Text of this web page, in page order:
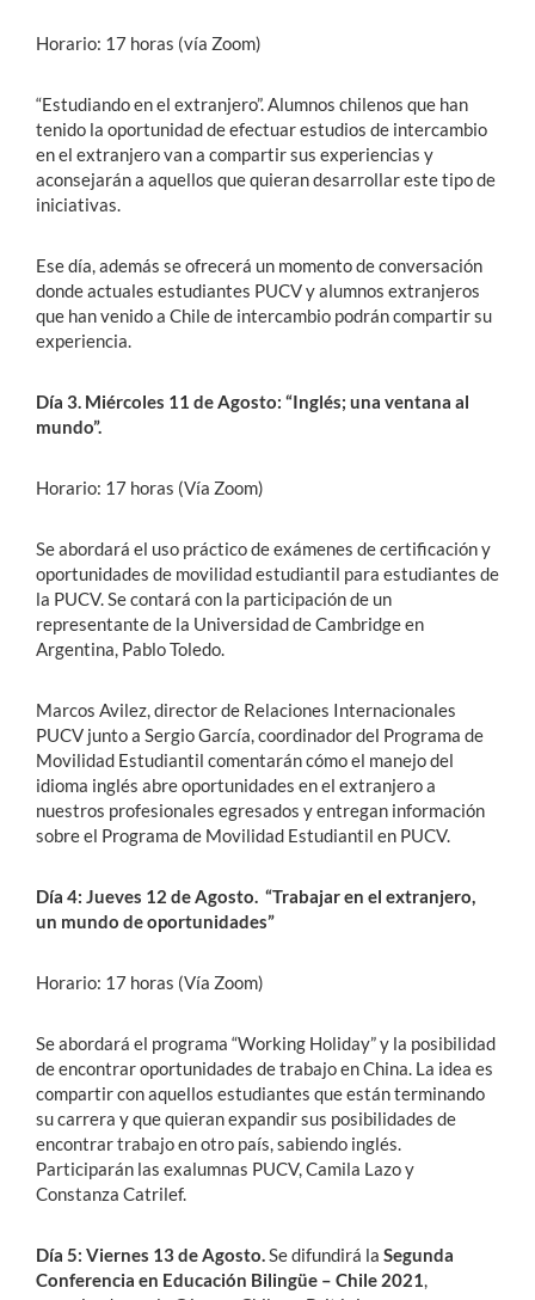
Horario: 17 horas (vía Zoom)
“Estudiando en el extranjero”. Alumnos chilenos que han
tenido la oportunidad de efectuar estudios de intercambio
en el extranjero van a compartir sus experiencias y
aconsejarán a aquellos que quieran desarrollar este tipo de
iniciativas.
Ese día, además se ofrecerá un momento de conversación
donde actuales estudiantes PUCV y alumnos extranjeros
que han venido a Chile de intercambio podrán compartir su
experiencia.
Día 3. Miércoles 11 de Agosto: “Inglés; una ventana al
mundo”.
Horario: 17 horas (Vía Zoom)
Se abordará el uso práctico de exámenes de certificación y
oportunidades de movilidad estudiantil para estudiantes de
la PUCV. Se contará con la participación de un
representante de la Universidad de Cambridge en
Argentina, Pablo Toledo.
Marcos Avilez, director de Relaciones Internacionales
PUCV junto a Sergio García, coordinador del Programa de
Movilidad Estudiantil comentarán cómo el manejo del
idioma inglés abre oportunidades en el extranjero a
nuestros profesionales egresados y entregan información
sobre el Programa de Movilidad Estudiantil en PUCV.
Día 4: Jueves 12 de Agosto. “Trabajar en el extranjero,
un mundo de oportunidades”
Horario: 17 horas (Vía Zoom)
Se abordará el programa “Working Holiday” y la posibilidad
de encontrar oportunidades de trabajo en China. La idea es
compartir con aquellos estudiantes que están terminando
su carrera y que quieran expandir sus posibilidades de
encontrar trabajo en otro país, sabiendo inglés.
Participarán las exalumnas PUCV, Camila Lazo y
Constanza Catrilef.
Día 5: Viernes 13 de Agosto.Se difundirá la Segunda
Conferencia en Educación Bilingüe – Chile 2021,